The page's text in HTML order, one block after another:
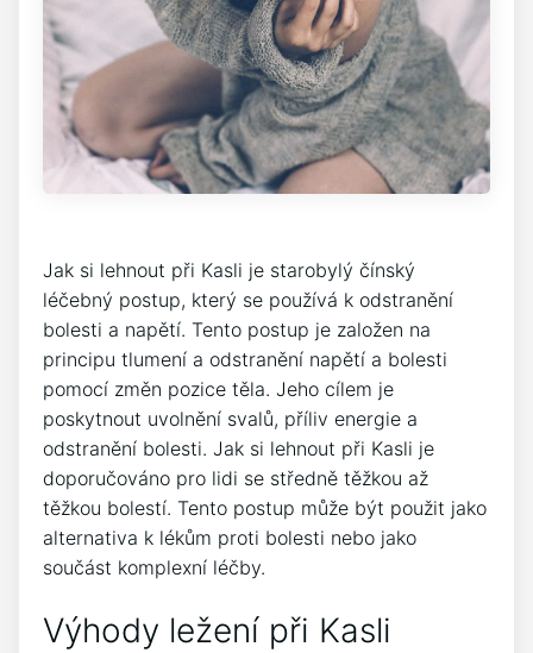
Jak si lehnout při Kasli je starobylý čínský
léčebný postup, který se používá k odstranění
bolesti a napětí. Tento postup je založen na
principu tlumení a odstranění napětí a bolesti
pomocí změn pozice těla. Jeho cílem je
poskytnout uvolnění svalů, příliv energie a
odstranění bolesti. Jak si lehnout při Kasli je
doporučováno pro lidi se středně těžkou až
těžkou bolestí. Tento postup může být použit jako
alternativa k lékům proti bolesti nebo jako
součást komplexní léčby.
Výhody ležení při Kasli